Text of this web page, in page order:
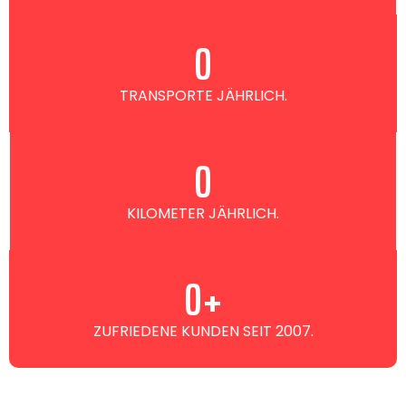
TRANSPORTE JÄHRLICH.
0
KILOMETER JÄHRLICH.
0
ZUFRIEDENE KUNDEN SEIT 2007.
0+